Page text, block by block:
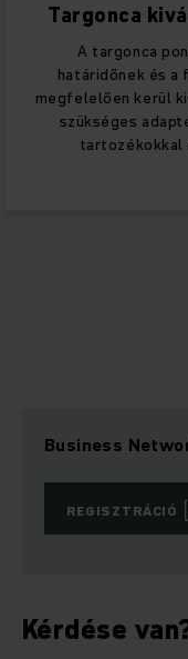
Targonca
A targonca
határidőnek és a
megfelelően kerül
szükséges
tartozékokkal
Business
REGISZTRÁCIÓ
Kérdése